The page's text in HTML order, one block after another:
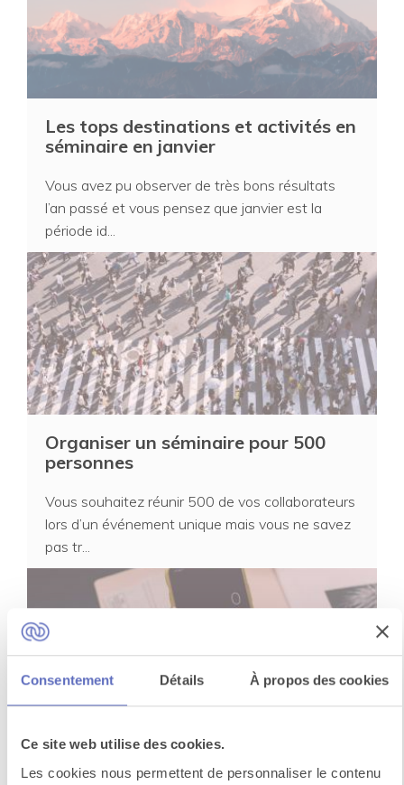
Consentement Détails À propos des cookies
Ce site web utilise des cookies.
Les cookies nous permettent de personnaliser le contenu
Les tops destinations et activités en
séminaire en janvier
Vous avez pu observer de très bons résultats
l’an passé et vous pensez que janvier est la
période id...
Organiser un séminaire pour 500
personnes
Vous souhaitez réunir 500 de vos collaborateurs
lors d’un événement unique mais vous ne savez
pas tr...
séminaire d'entreprise ?